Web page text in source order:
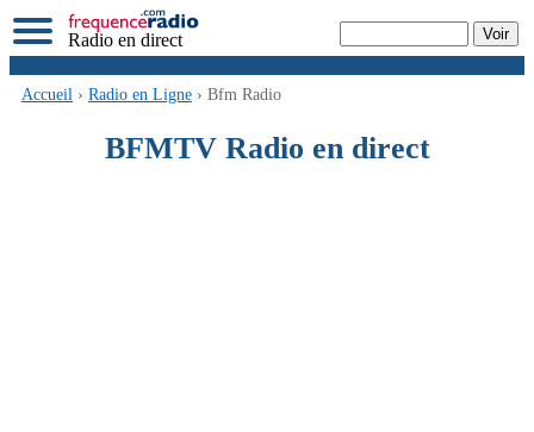
Radio en direct
Accueil › Radio en Ligne › Bfm Radio
BFMTV Radio en direct